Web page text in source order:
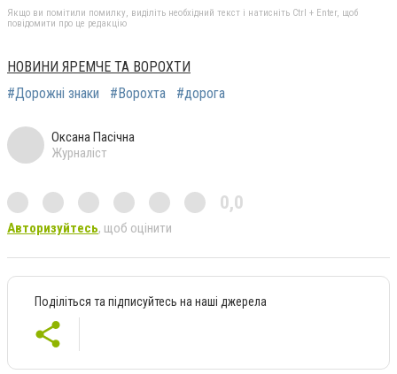
Якщо ви помітили помилку, виділіть необхідний текст і натисніть Ctrl + Enter, щоб
повідомити про це редакцію
НОВИНИ ЯРЕМЧЕ ТА ВОРОХТИ
#Дорожні знаки
#Ворохта #дорога
Оксана Пасічна
Журналіст
0,0
Авторизуйтесь, щоб оцінити
Поділіться та підписуйтесь на наші джерела